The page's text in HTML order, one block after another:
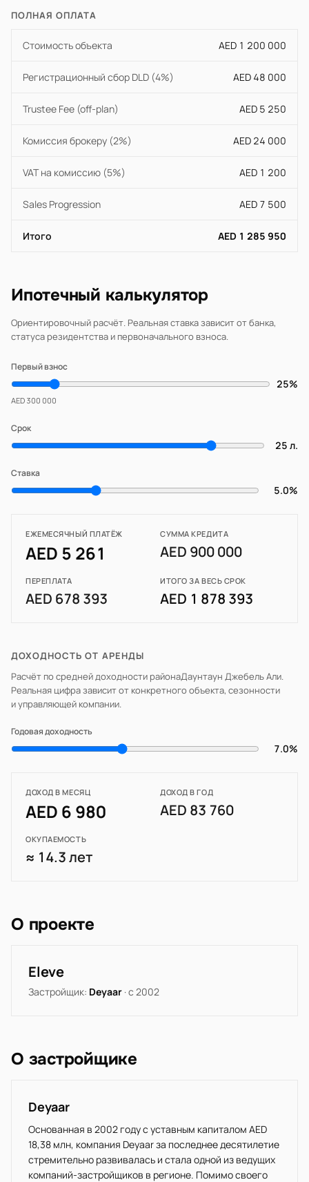
ПОЛНАЯ ОПЛАТА
Стоимость объекта AED 1 200 000
Регистрационный сбор DLD (4%) AED 48 000
Trustee Fee (off-plan) AED 5 250
Комиссия брокеру (2%) AED 24 000
VAT на комиссию (5%) AED 1 200
Sales Progression AED 7 500
Итого AED 1 285 950
Ипотечный калькулятор
Ориентировочный расчёт. Реальная ставка зависит от банка,
статуса резидентства и первоначального взноса.
Первый взнос
25%
AED 300 000
Срок
25 л.
Ставка
5.0%
ЕЖЕМЕСЯЧНЫЙ ПЛАТЁЖ
AED 5 261
СУММА КРЕДИТА
AED 900 000
ПЕРЕПЛАТА
AED 678 393
ИТОГО ЗА ВЕСЬ СРОК
AED 1 878 393
ДОХОДНОСТЬ ОТ АРЕНДЫ
Расчёт по средней доходности районаДаунтаун Джебель Али.
Реальная цифра зависит от конкретного объекта, сезонности
и управляющей компании.
Годовая доходность
7.0%
ДОХОД В МЕСЯЦ
AED 6 980
ДОХОД В ГОД
AED 83 760
ОКУПАЕМОСТЬ
≈ 14.3 лет
О проекте
Eleve
Застройщик: Deyaar · с 2002
О застройщике
Deyaar
Основанная в 2002 году с уставным капиталом AED
18,38 млн, компания Deyaar за последнее десятилетие
стремительно развивалась и стала одной из ведущих
компаний-застройщиков в регионе. Помимо своего